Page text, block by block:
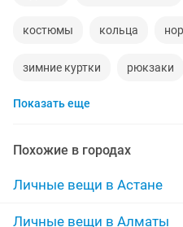
костюмы кольца
зимние куртки рюкзаки
дубленки мужские
свадебное платье на прокат
свадебное платье серьги
Показать еще
Похожие в городах
Личные вещи в Астане
Личные вещи в Алматы